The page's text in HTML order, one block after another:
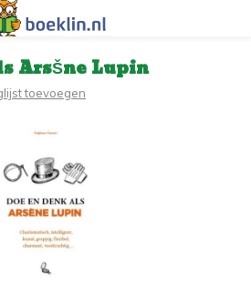
ArsŠne Lupin
toevoegen